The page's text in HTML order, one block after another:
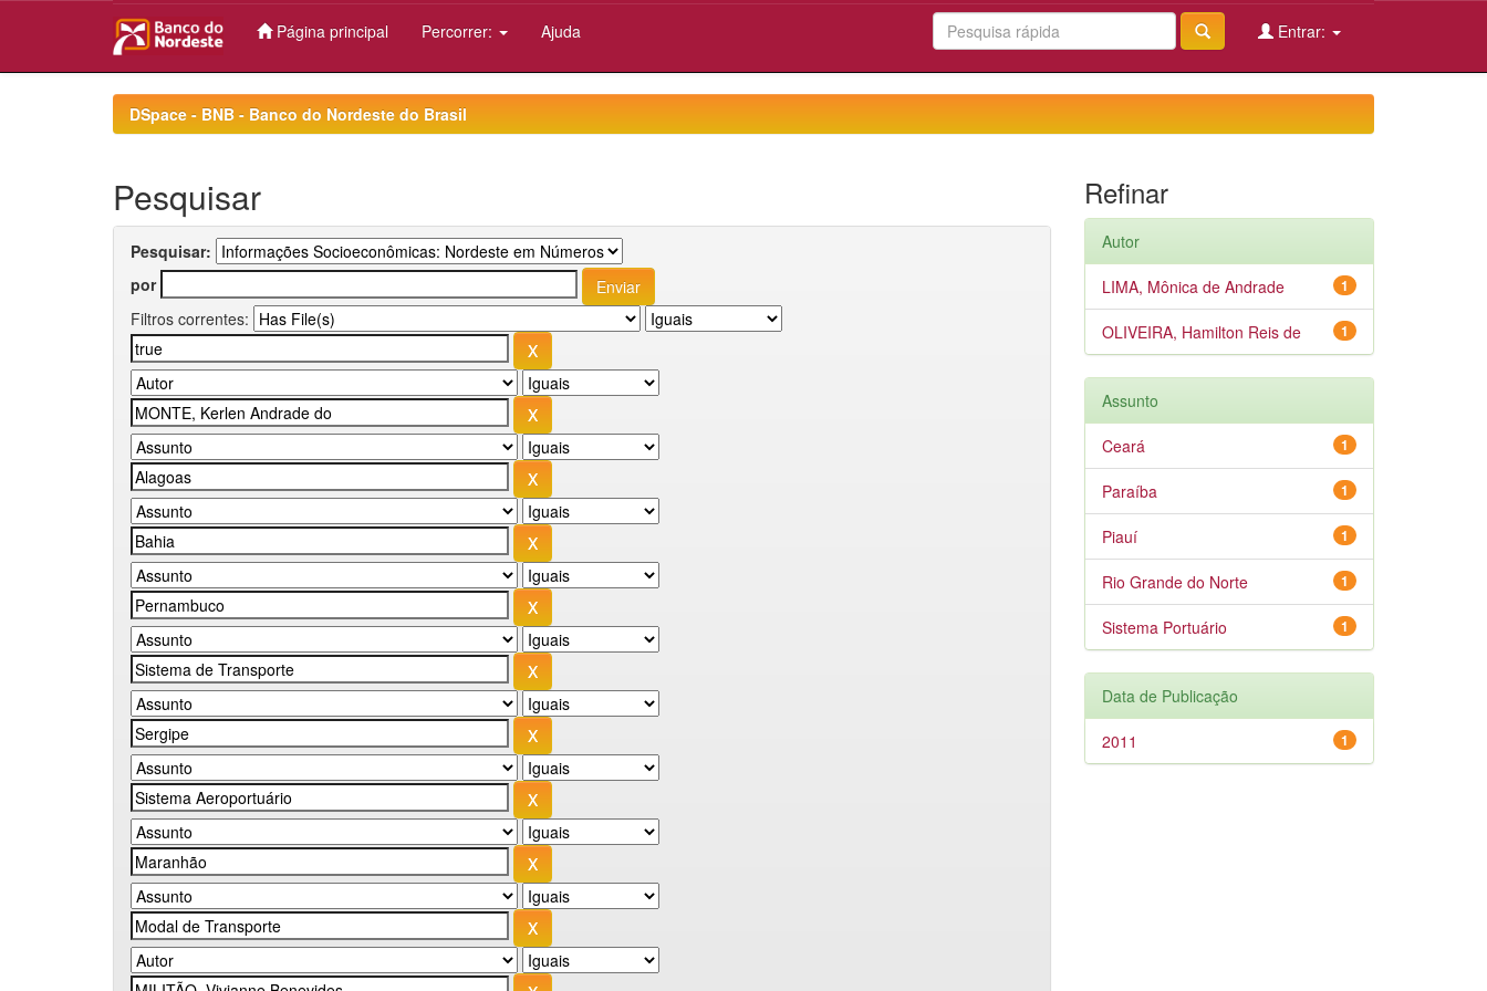
Página principal Percorrer: Ajuda Entrar:
DSpace - BNB - Banco do Nordeste do Brasil
Pesquisar
Pesquisar:
por
Filtros correntes:
Refinar
Autor
1
LIMA, Mônica de Andrade
1
OLIVEIRA, Hamilton Reis de
Assunto
1
Ceará
1
Paraíba
1
Piauí
1
Rio Grande do Norte
1
Sistema Portuário
Data de Publicação
1
2011